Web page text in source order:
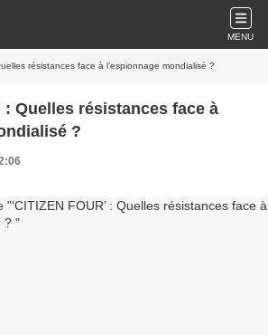
MENU
résistances face à l’espionnage mondialisé ?
: Quelles résistances face à
?